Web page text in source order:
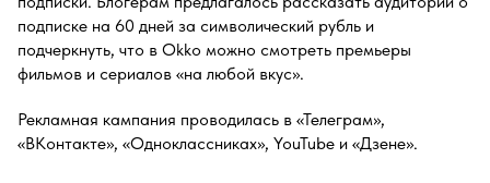
подписке на 60 дней за символический рубль и
подчеркнуть, что в Okko можно смотреть премьеры
фильмов и сериалов «на любой вкус».
Рекламная кампания проводилась в «Телеграм»,
«ВКонтакте», «Одноклассниках», YouTube и «Дзене».